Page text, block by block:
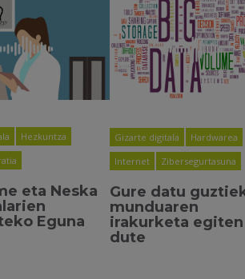
Hezkuntza
eta Neska
Eguna
Gizarte digitala
Hardwarea
Internet
Zibersegurtasuna
Gure datu
munduaren
irakurketa egiten
dute